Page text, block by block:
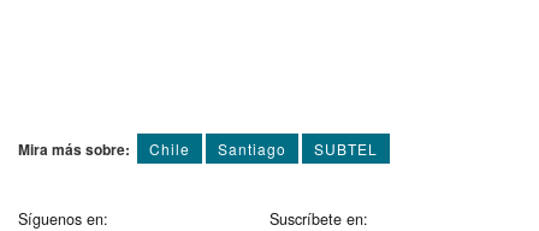
Mira más sobre: Chile Santiago SUBTEL
Síguenos en: Suscríbete en: